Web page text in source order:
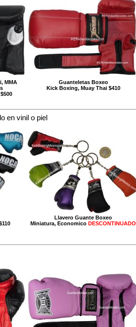
MMA
Guanteletas Boxeo
Kick Boxing, Muay Thai $410
en vinil o piel
Llavero Guante Boxeo
Miniatura, Economico DESCONTINUADO